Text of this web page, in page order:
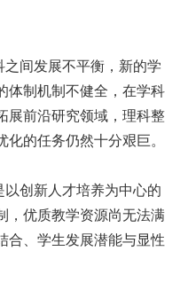
间发展不平衡，新的学
体制机制不健全，在学科
展前沿研究领域，理科整
的任务仍然十分艰巨。
创新人才培养为中心的
，优质教学资源尚无法满
合、学生发展潜能与显性